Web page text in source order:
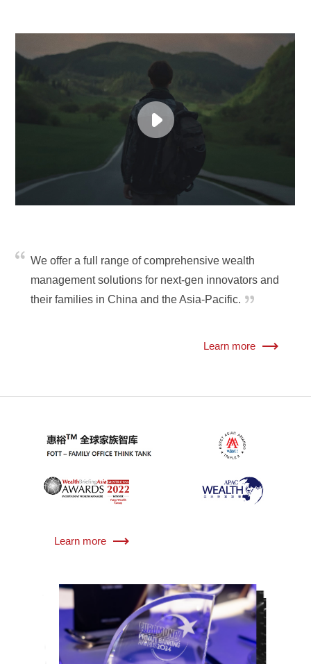
We offer a full range of comprehensive wealth
management solutions for next-gen innovators and
their families in China and the Asia-Pacific.
Learn more
Learn more